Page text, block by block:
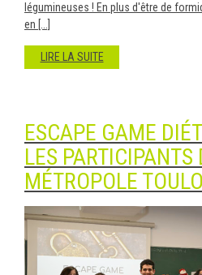
légumineuses ! En plus d'être de
en [...]
LIRE LA SUITE
ESCAPE GAME
LES
MÉTROPOLE